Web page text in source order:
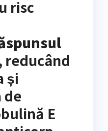
risc
reducând
și
de
E